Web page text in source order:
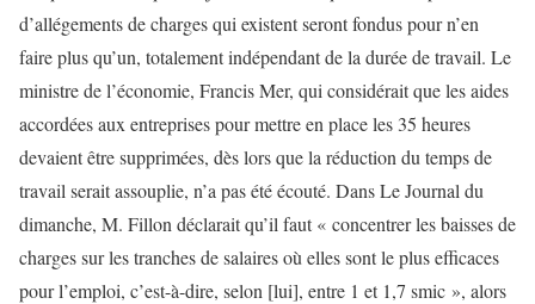
d’allégements de charges qui existent seront fondus pour n’en
faire plus qu’un, totalement indépendant de la durée de travail. Le
ministre de l’économie, Francis Mer, qui considérait que les aides
accordées aux entreprises pour mettre en place les 35 heures
devaient être supprimées, dès lors que la réduction du temps de
travail serait assouplie, n’a pas été écouté. Dans Le Journal du
dimanche, M. Fillon déclarait qu’il faut « concentrer les baisses de
charges sur les tranches de salaires où elles sont le plus efficaces
pour l’emploi, c’est-à-dire, selon [lui], entre 1 et 1,7 smic », alors